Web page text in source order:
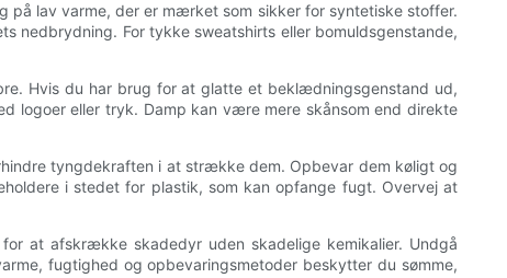
på lav varme, der er mærket som sikker for syntetiske stoffer.
nedbrydning. For tykke sweatshirts eller bomuldsgenstande,
Hvis du har brug for at glatte et beklædningsgenstand ud,
logoer eller tryk. Damp kan være mere skånsom end direkte
tyngdekraften i at strække dem. Opbevar dem køligt og
i stedet for plastik, som kan opfange fugt. Overvej at
at afskrække skadedyr uden skadelige kemikalier. Undgå
fugtighed og opbevaringsmetoder beskytter du sømme,